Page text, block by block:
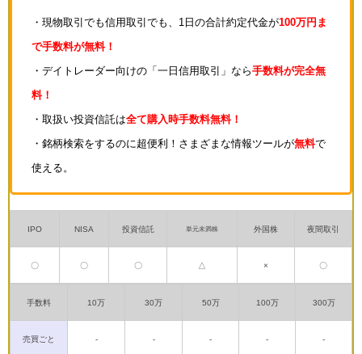
・現物取引でも信用取引でも、1日の合計約定代金が100万円ま
で手数料が無料！
・デイトレーダー向けの「一日信用取引」なら手数料が完全無
料！
・取扱い投資信託は全て購入時手数料無料！
・銘柄検索をするのに超便利！さまざまな情報ツールが無料で
使える。
IPO NISA 投資信託 単元未満株 外国株 夜間取引
〇 〇 〇 △ × 〇
手数料 10万 30万 50万 100万 300万
売買ごと - - - - -